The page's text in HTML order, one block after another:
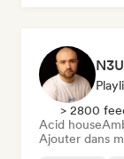
> 2800
Acid house
Ajouter dans